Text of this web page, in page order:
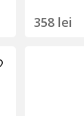
358 lei